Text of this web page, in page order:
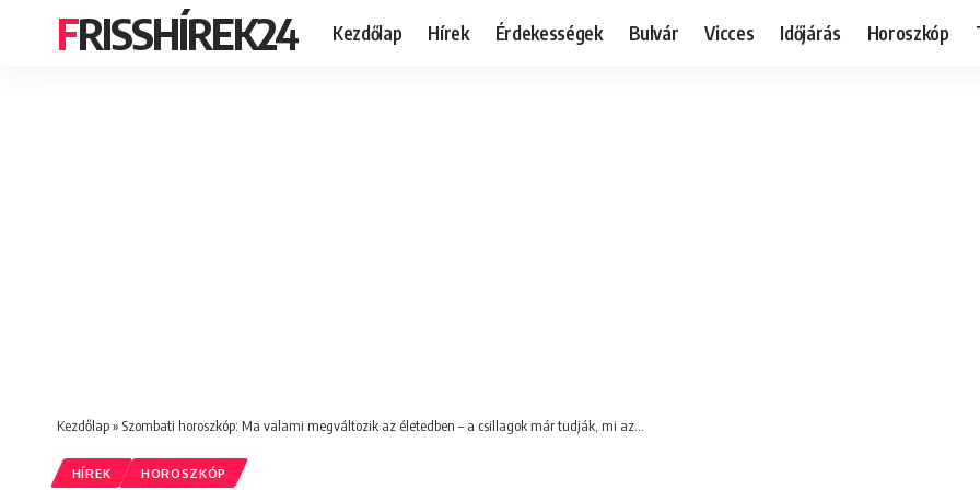
FRISSHÍREK24 Kezdőlap Hírek Érdekességek Bulvár Vicces Időjárás Horoszkóp
Kezdőlap» Szombati horoszkóp: Ma valami megváltozik az életedben – a csillagok már tudják, mi az…
HÍREK HOROSZKÓP